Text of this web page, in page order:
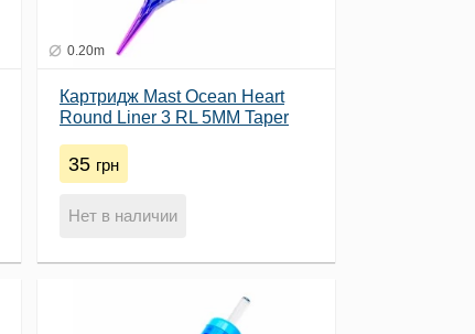
0.20m
Картридж Mast Ocean Heart
Round Liner 3 RL 5MM Taper
35 грн
Нет в наличии